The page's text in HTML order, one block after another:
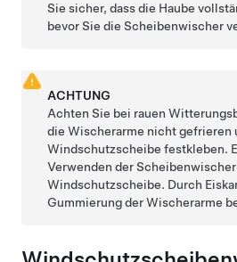
Sie sicher, dass die Haube
bevor Sie die Scheibenwischer
ACHTUNG
Achten Sie bei rauen
die Wischerarme nicht gefrieren
Windschutzscheibe festkleben.
Verwenden der Scheibenwischer
Windschutzscheibe. Durch
Gummierung der Wischerarme